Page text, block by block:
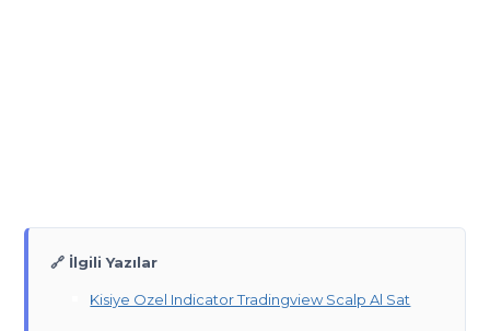
🔗 İlgili Yazılar
Kisiye Ozel Indicator Tradingview Scalp Al Sat